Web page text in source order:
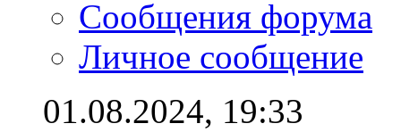
Сообщения форума
Личное сообщение
01.08.2024, 19:33